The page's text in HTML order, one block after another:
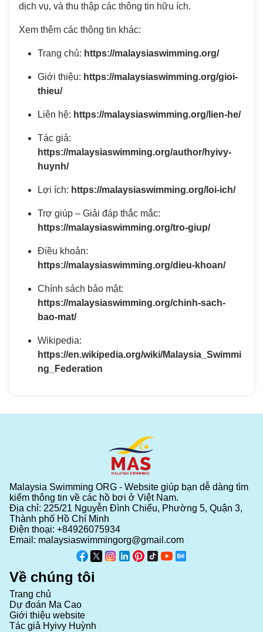
dịch vụ, và thu thập các thông tin hữu ích.
Xem thêm các thông tin khác:
Trang chủ: https://malaysiaswimming.org/
Giới thiệu: https://malaysiaswimming.org/gioi-
thieu/
Liên hệ: https://malaysiaswimming.org/lien-he/
Tác giả:
https://malaysiaswimming.org/author/hyivy-
huynh/
Lợi ích: https://malaysiaswimming.org/loi-ich/
Trợ giúp – Giải đáp thắc mắc:
https://malaysiaswimming.org/tro-giup/
Điều khoản:
https://malaysiaswimming.org/dieu-khoan/
Chính sách bảo mật:
https://malaysiaswimming.org/chinh-sach-
bao-mat/
Wikipedia:
https://en.wikipedia.org/wiki/Malaysia_Swimmi
ng_Federation
Malaysia Swimming ORG - Website giúp bạn dễ dàng tìm
kiếm thông tin về các hồ bơi ở Việt Nam.
Địa chỉ: 225/21 Nguyễn Đình Chiểu, Phường 5, Quận 3,
Thành phố Hồ Chí Minh
Điện thoại: +84926075934
Email: malaysiaswimmingorg@gmail.com
Về chúng tôi
Trang chủ
Dự đoán Ma Cao
Giới thiệu website
Tác giả Hyivy Huỳnh